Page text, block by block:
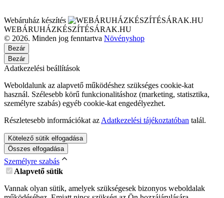
Webáruház készítés
WEBÁRUHÁZKÉSZÍTÉSÁRAK.HU
© 2026. Minden jog fenntartva Növényshop
Bezár
Bezár
Adatkezelési beállítások
Weboldalunk az alapvető működéshez szükséges cookie-kat
használ. Szélesebb körű funkcionalitáshoz (marketing, statisztika,
személyre szabás) egyéb cookie-kat engedélyezhet.
Részletesebb információkat az Adatkezelési tájékoztatóban talál.
Kötelező sütik elfogadása
Összes elfogadása
Személyre szabás
Alapvető sütik
Vannak olyan sütik, amelyek szükségesek bizonyos weboldalak